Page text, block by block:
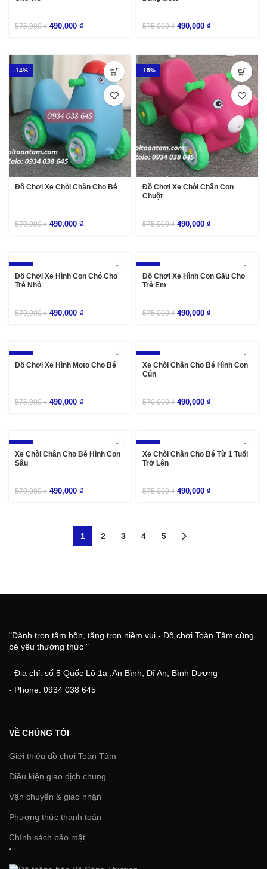
575,000₫ 490,000 ₫ 575,000₫ 490,000 ₫
-14%
Đồ Chơi Xe Chòi Chân Cho Bé
570,000₫ 490,000 ₫
-15%
Đồ Chơi Xe Chòi Chân Con
Chuột
575,000₫ 490,000 ₫
-14%
Đồ Chơi Xe Hình Con Chó Cho
Trẻ Nhỏ
570,000₫ 490,000 ₫
-15%
Đồ Chơi Xe Hình Con Gấu Cho
Trẻ Em
575,000₫ 490,000 ₫
-15%
Đồ Chơi Xe Hình Moto Cho Bé
575,000₫ 490,000 ₫
-14%
Xe Chòi Chân Cho Bé Hình Con
Cún
570,000₫ 490,000 ₫
-14%
Xe Chòi Chân Cho Bé Hình Con
Sâu
570,000₫ 490,000 ₫
-15%
Xe Chòi Chân Cho Bé Từ 1 Tuổi
Trở Lên
575,000₫ 490,000 ₫
1 2 3 4 5
"Dành trọn tâm hồn, tặng trọn niềm vui - Đồ chơi Toàn Tâm cùng
bé yêu thưởng thức "
- Địa chỉ: số 5 Quốc Lộ 1a ,An Bình, Dĩ An, Bình Dương
- Phone: 0934 038 645
VỀ CHÚNG TÔI
Giới thiệu đồ chơi Toàn Tâm
Điều kiện giao dịch chung
Vận chuyển & giao nhận
Phương thức thanh toán
Chính sách bảo mật